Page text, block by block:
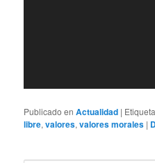
Publicado en Actualidad |
libre,valores,valores morales |